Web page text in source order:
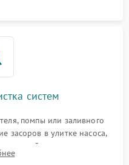
систем
помпы или заливного
засоров в улитке насоса,
ремонт платы
проводки.